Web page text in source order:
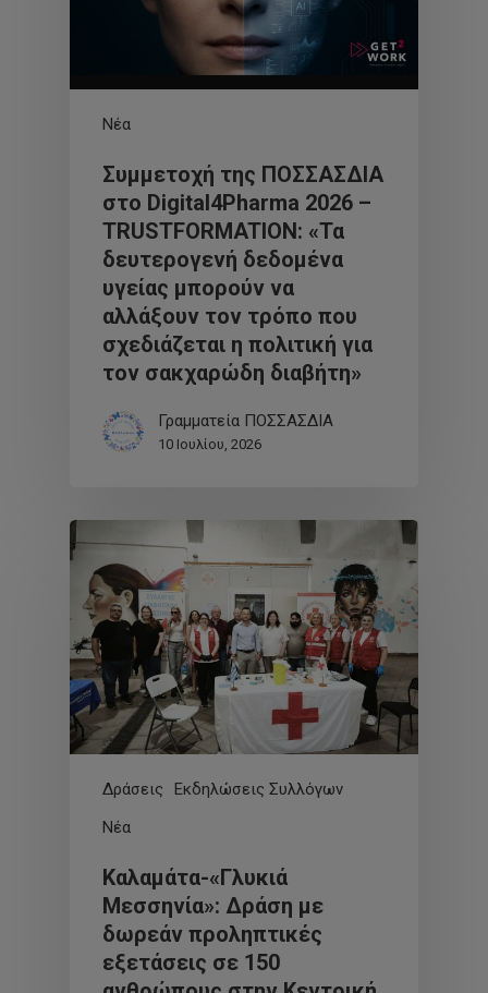
Νέα
Συμμετοχή της ΠΟΣΣΑΣΔΙΑ
στο Digital4Pharma 2026 –
TRUSTFORMATION: «Τα
δευτερογενή δεδομένα
υγείας μπορούν να
αλλάξουν τον τρόπο που
σχεδιάζεται η πολιτική για
τον σακχαρώδη διαβήτη»
Γραμματεία ΠΟΣΣΑΣΔΙΑ
10 Ιουλίου, 2026
Δράσεις
Εκδηλώσεις Συλλόγων
Νέα
Καλαμάτα-«Γλυκιά
Μεσσηνία»: Δράση με
δωρεάν προληπτικές
εξετάσεις σε 150